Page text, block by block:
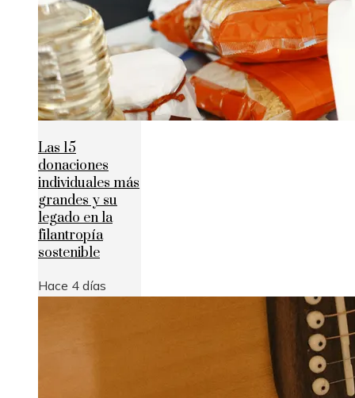
Las 15
donaciones
individuales más
grandes y su
legado en la
filantropía
sostenible
Hace 4 días